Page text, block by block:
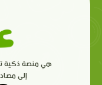
هي منصة ذكية
إلى